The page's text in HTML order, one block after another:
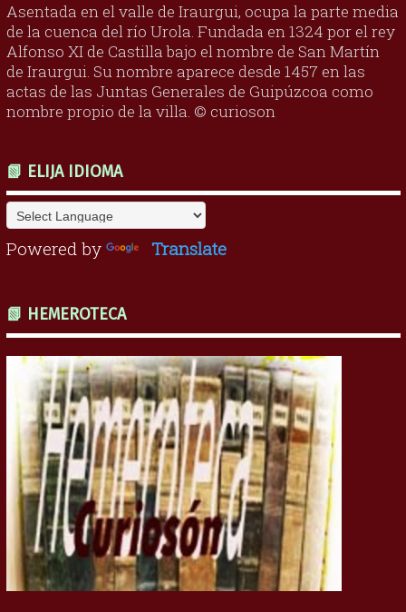
Asentada en el valle de Iraurgui, ocupa la parte media
de la cuenca del río Urola. Fundada en 1324 por el rey
Alfonso XI de Castilla bajo el nombre de San Martín
de Iraurgui. Su nombre aparece desde 1457 en las
actas de las Juntas Generales de Guipúzcoa como
nombre propio de la villa. © curioson
📗 ELIJA IDIOMA
Powered by Translate
📗 HEMEROTECA